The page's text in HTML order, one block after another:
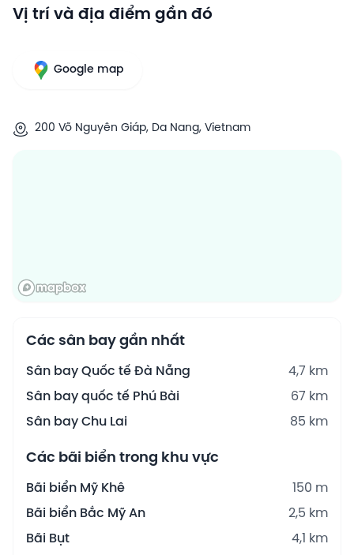
Vị trí và địa điểm gần đó
Google map
200 Võ Nguyên Giáp, Da Nang, Vietnam
Các sân bay gần nhất
Sân bay Quốc tế Đà Nẵng
4,7 km
Sân bay quốc tế Phú Bài
67 km
Sân bay Chu Lai
85 km
Các bãi biển trong khu vực
Bãi biển Mỹ Khê
150 m
Bãi biển Bắc Mỹ An
2,5 km
Bãi Bụt
4,1 km